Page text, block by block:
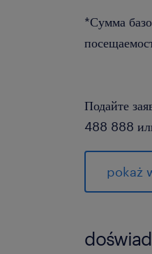
*Сумма
Подайте
488 888
pokaż